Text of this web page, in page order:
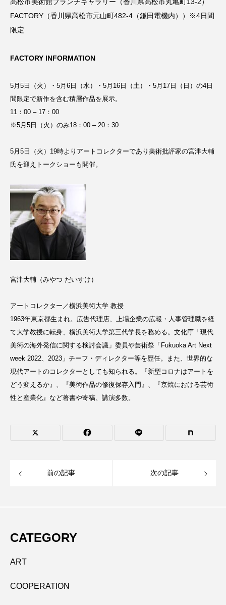
FACTORY（香川県高松市元山町482-4（鎌田電機内））※4日間
限定
FACTORY INFORMATION
5月5日（火）・5月6日（水）・5月16日（土）・5月17日（日）の4日
間限定で新作を含む積層作品を展示。
11：00 – 17：00
※5月5日（火）のみ18：00 – 20：30
5月5日（火）19時よりアートコレクターであり美術批評家の宮津大輔
氏を迎えトークショーも開催。
宮津大輔（みやつ だいすけ）
アートコレクター／横浜美術大学 教授
1963年東京都生まれ。広告代理店、上場企業の広報・人事管理職を経
て大学教授に転身、横浜美術大学第三代学長を務める。文化庁「現代
美術の海外発信に関する検討会議」委員や芸術祭「Fukuoka Art Next
week 2022、2023」チーフ・ディレクター等を歴任。また、世界的な
現代アートのコレクターとしても知られる。『新型コロナはアートを
どう変えるか』、『美術作品の修復保存入門』、『京焼における芸術
性と産業化』など著書や寄稿、講演多数。
前の記事 次の記事
CATEGORY
ART
COOPERATION